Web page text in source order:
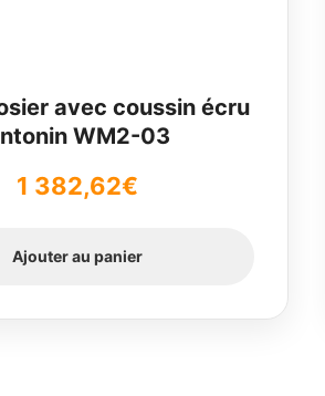
avec coussin écru
WM2-03
1 382,62€
Ajouter au panier